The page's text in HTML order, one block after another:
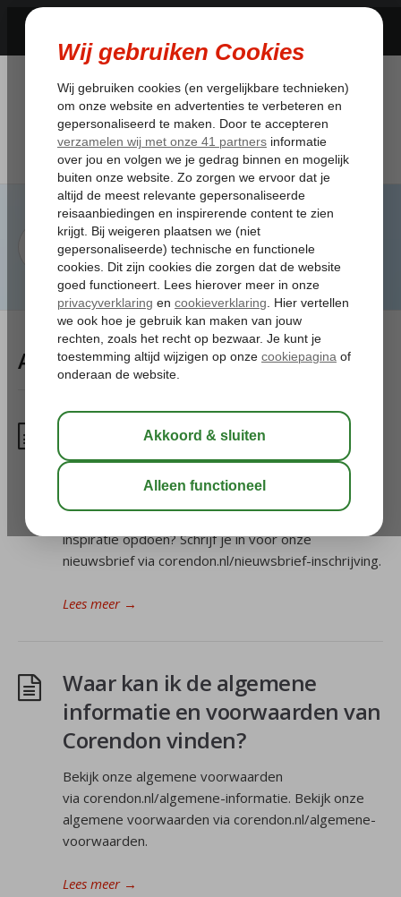
Artikelen Tagged:informatie
Hoe kan ik me inschrijven voor
de nieuwsbrief?
Wil je op de hoogte blijven van het laatste nieuws,
inspiratie opdoen? Schrijf je in voor onze
nieuwsbrief via corendon.nl/nieuwsbrief-inschrijving.
Lees meer→
Waar kan ik de algemene
informatie en voorwaarden van
Corendon vinden?
Bekijk onze algemene voorwaarden
via corendon.nl/algemene-informatie. Bekijk onze
algemene voorwaarden via corendon.nl/algemene-
voorwaarden.
Lees meer→